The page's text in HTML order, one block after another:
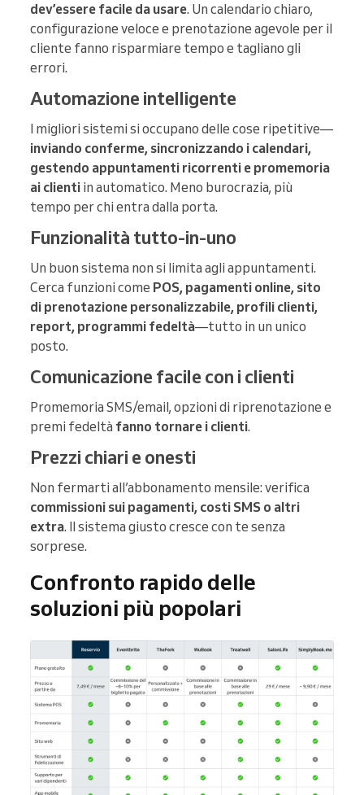
dev’essere facile da usare. Un calendario chiaro,
configurazione veloce e prenotazione agevole per il
cliente fanno risparmiare tempo e tagliano gli
errori.
Automazione intelligente
I migliori sistemi si occupano delle cose ripetitive—
inviando conferme, sincronizzando i calendari,
gestendo appuntamenti ricorrenti e promemoria
ai clienti in automatico. Meno burocrazia, più
tempo per chi entra dalla porta.
Funzionalità tutto-in-uno
Un buon sistema non si limita agli appuntamenti.
Cerca funzioni come POS, pagamenti online, sito
di prenotazione personalizzabile, profili clienti,
report, programmi fedeltà—tutto in un unico
posto.
Comunicazione facile con i clienti
Promemoria SMS/email, opzioni di riprenotazione e
premi fedeltà fanno tornare i clienti.
Prezzi chiari e onesti
Non fermarti all’abbonamento mensile: verifica
commissioni sui pagamenti, costi SMS o altri
extra. Il sistema giusto cresce con te senza
sorprese.
Confronto rapido delle
soluzioni più popolari